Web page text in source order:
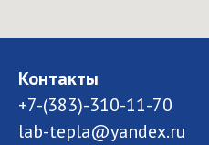
Контакты
+7-(383)-310-11-70
lab-tepla@yandex.ru